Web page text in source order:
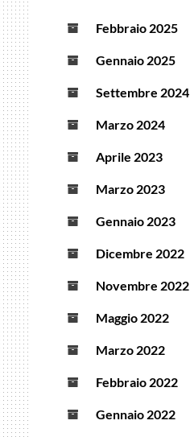
Febbraio 2025
Gennaio 2025
Settembre 2024
Marzo 2024
Aprile 2023
Marzo 2023
Gennaio 2023
Dicembre 2022
Novembre 2022
Maggio 2022
Marzo 2022
Febbraio 2022
Gennaio 2022